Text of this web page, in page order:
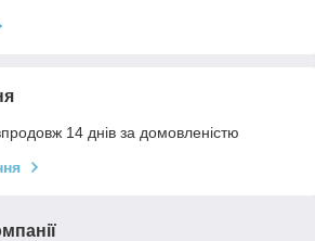
14 днів за домовленістю